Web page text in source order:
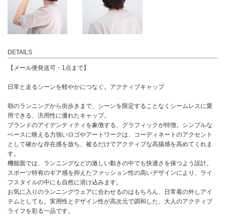
DETAILS
【メール便発送可・1点まで】
日常と走るシーンを軽やかにつなぐ。アクティブキャップ
朝のランニングから街歩きまで、シーンを限定することなくシームレスに愛
用できる、汎用性に優れたキャップ。
ブランドのアイデンティティを象徴する、グラフィックが特徴。シンプルな
ベースに映える力強いロゴやアートワークは、コーディネートのアクセント
として確かな存在感を放ち、被るだけでアクティブな高揚感を高めてくれま
す。
機能面では、ランニングなどの激しい動きの中でも快適さを保つよう設計。
スポーツ特有のギア感を抑えたファッション性の高いデザインにより、ライ
フスタイルの中にも自然に溶け込みます。
お気に入りのランニングウェアに合わせるのはもちろん、日常着の外しアイ
テムとしても。実用性とデザイン性が高次元で調和した、大人のアクティブ
ライフを彩る一品です。